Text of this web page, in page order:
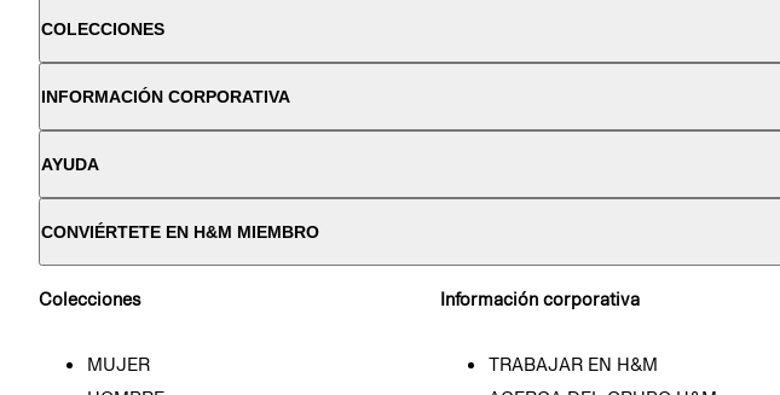
COLECCIONES
INFORMACIÓN CORPORATIVA
AYUDA
CONVIÉRTETE EN H&M MIEMBRO
Colecciones
MUJER
Información corporativa
TRABAJAR EN H&M